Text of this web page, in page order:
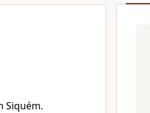
Siquém.